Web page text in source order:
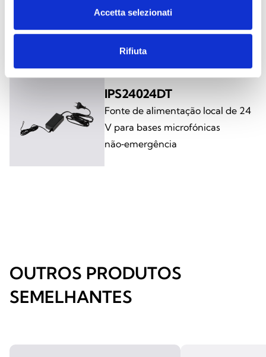
Accetta selezionati
Rifiuta
painel frontal ou com bases
microfónicas. Conector XLR
IPS24024DT
Fonte de alimentação local de 24
V para bases microfónicas
não‑emergência
OUTROS PRODUTOS
SEMELHANTES